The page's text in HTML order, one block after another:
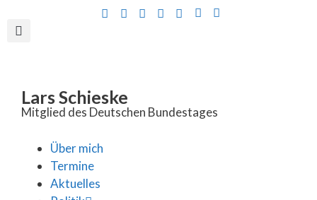
Lars Schieske
Mitglied des Deutschen Bundestages
Über mich
Termine
Aktuelles